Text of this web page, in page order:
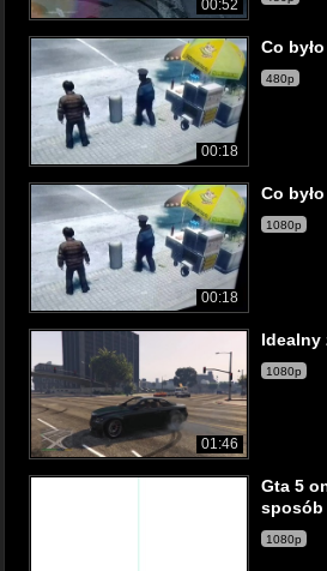
00:52
00:18
Co
480p
00:18
Co
1080p
01:46
Idealny
1080p
Gta 5
sposób
1080p